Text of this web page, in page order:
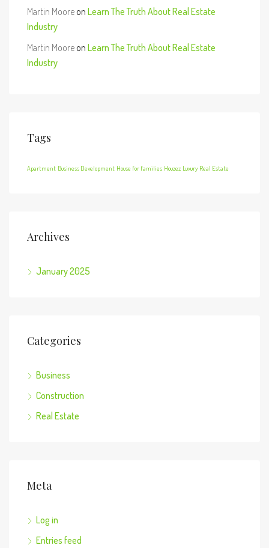
Martin Mooreon Learn The Truth About Real Estate
Industry
Martin Mooreon Learn The Truth About Real Estate
Industry
Tags
Apartment Business Development House for families Houzez Luxury Real Estate
Archives
January 2025
Categories
Business
Construction
Real Estate
Meta
Log in
Entries feed